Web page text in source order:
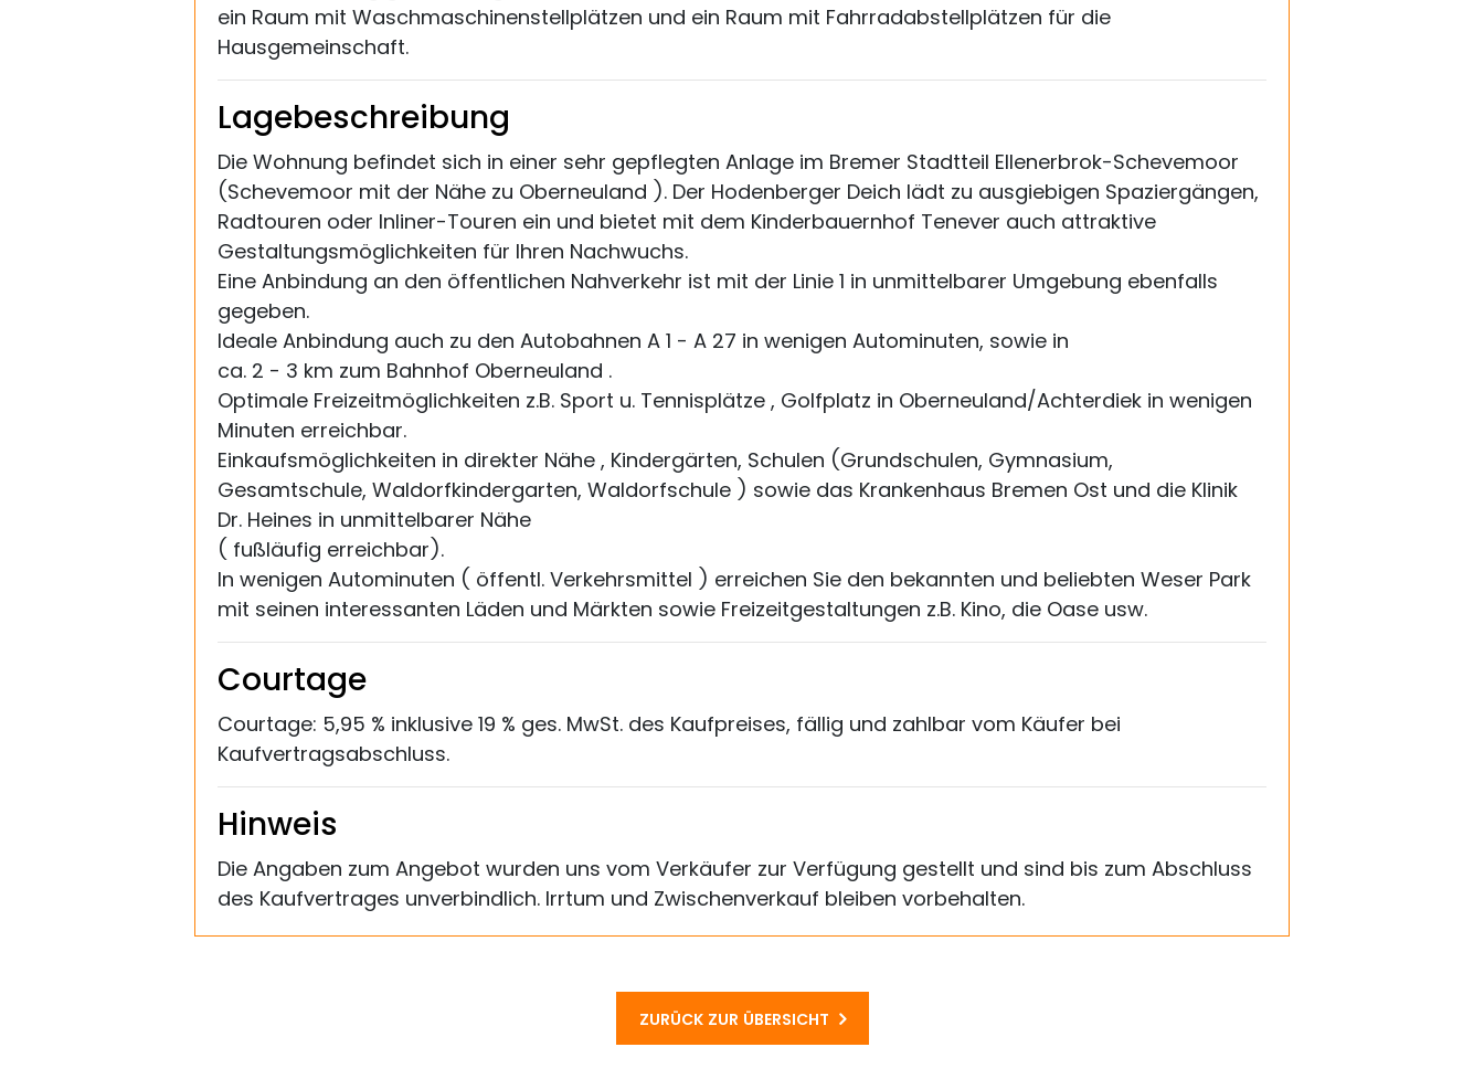
ein Raum mit Waschmaschinenstellplätzen und ein Raum mit Fahrradabstellplätzen für die
Hausgemeinschaft.
Lagebeschreibung
Die Wohnung befindet sich in einer sehr gepflegten Anlage im Bremer Stadtteil Ellenerbrok-Schevemoor
(Schevemoor mit der Nähe zu Oberneuland ). Der Hodenberger Deich lädt zu ausgiebigen Spaziergängen,
Radtouren oder Inliner-Touren ein und bietet mit dem Kinderbauernhof Tenever auch attraktive
Gestaltungsmöglichkeiten für Ihren Nachwuchs.
Eine Anbindung an den öffentlichen Nahverkehr ist mit der Linie 1 in unmittelbarer Umgebung ebenfalls
gegeben.
Ideale Anbindung auch zu den Autobahnen A 1 - A 27 in wenigen Autominuten, sowie in
ca. 2 - 3 km zum Bahnhof Oberneuland .
Optimale Freizeitmöglichkeiten z.B. Sport u. Tennisplätze , Golfplatz in Oberneuland/Achterdiek in wenigen
Minuten erreichbar.
Einkaufsmöglichkeiten in direkter Nähe , Kindergärten, Schulen (Grundschulen, Gymnasium,
Gesamtschule, Waldorfkindergarten, Waldorfschule ) sowie das Krankenhaus Bremen Ost und die Klinik
Dr. Heines in unmittelbarer Nähe
( fußläufig erreichbar).
In wenigen Autominuten ( öffentl. Verkehrsmittel ) erreichen Sie den bekannten und beliebten Weser Park
mit seinen interessanten Läden und Märkten sowie Freizeitgestaltungen z.B. Kino, die Oase usw.
Courtage
Courtage: 5,95 % inklusive 19 % ges. MwSt. des Kaufpreises, fällig und zahlbar vom Käufer bei
Kaufvertragsabschluss.
Hinweis
Die Angaben zum Angebot wurden uns vom Verkäufer zur Verfügung gestellt und sind bis zum Abschluss
des Kaufvertrages unverbindlich. Irrtum und Zwischenverkauf bleiben vorbehalten.
ZURÜCK ZUR ÜBERSICHT